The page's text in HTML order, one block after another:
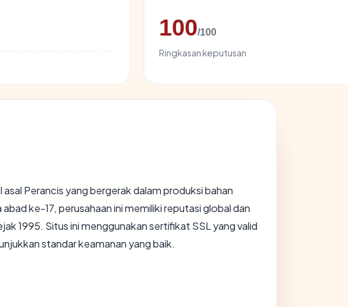
100/100
Ringkasan keputusan
Perancis yang bergerak dalam produksi bahan
ke-17, perusahaan ini memiliki reputasi global dan
1995. Situs ini menggunakan sertifikat SSL yang valid
standar keamanan yang baik.